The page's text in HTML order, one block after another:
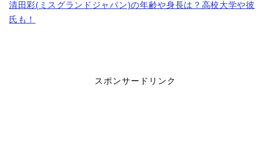
清田彩(ミスグランドジャパン)の年齢や身長は？高校大学や彼
氏も！
スポンサードリンク